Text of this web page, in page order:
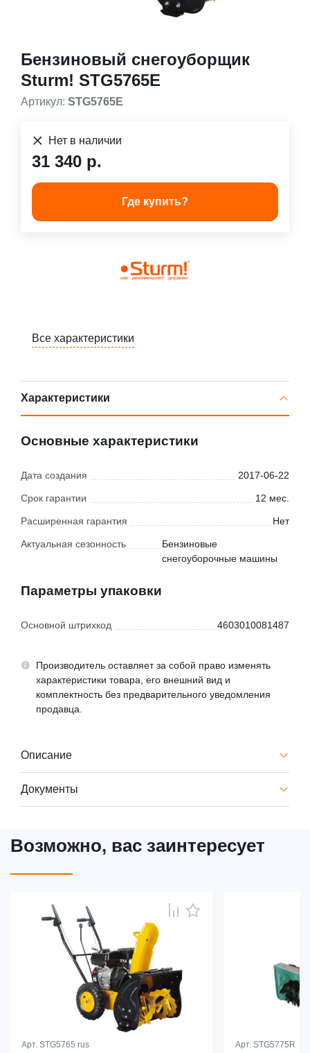
Бензиновый снегоуборщик
Sturm! STG5765E
Артикул: STG5765E
Нет в наличии
31 340 р.
Где купить?
Все характеристики
Характеристики
Основные характеристики
Дата создания 2017-06-22
Срок гарантии 12 мес.
Расширенная гарантия Нет
Актуальная сезонность
Бензиновые
снегоуборочные машины
Параметры упаковки
Основной штрихкод 4603010081487
Производитель оставляет за собой право изменять
характеристики товара, его внешний вид и
комплектность без предварительного уведомления
продавца.
Описание
Документы
Возможно, вас заинтересует
Арт. STG5765 rus Арт. STG5775R